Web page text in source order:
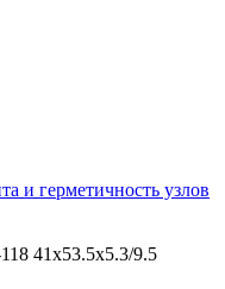
и герметичность узлов
41x53.5x5.3/9.5